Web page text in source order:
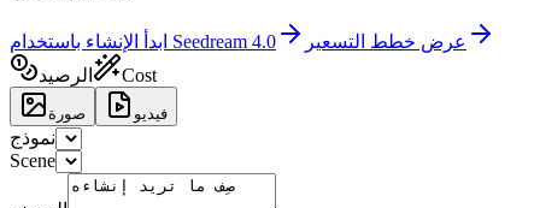
ابدأ الإنشاء باستخدام Seedream 4.0
عرض خطط التسعير
الرصيد
Cost
صورة فيديو
نموذج
Scene